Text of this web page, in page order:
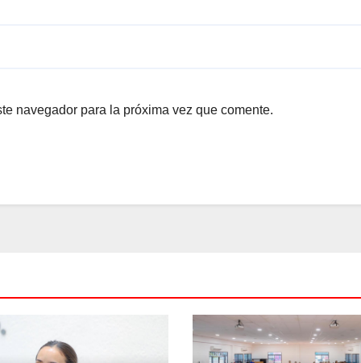
navegador para la próxima vez que comente.